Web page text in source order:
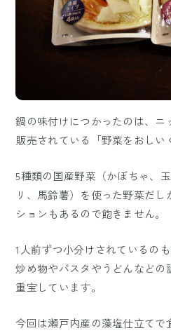
鍋の味付けにつかったのは、ニ
販売されている「野菜をおしい
5種類の国産野菜（かぼちゃ、
リ、馬鈴薯）を使った野菜だ
ションもあるので飽きません。
1人前ずつ小分けされているの
炒め物やパスタやうどんなどの
重宝しています。
今回は瀬戸内産の藻塩仕立てで